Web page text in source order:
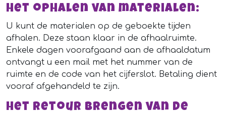
Het ophalen van materialen:
U kunt de materialen op de geboekte tijden
afhalen. Deze staan klaar in de afhaalruimte.
Enkele dagen voorafgaand aan de afhaaldatum
ontvangt u een mail met het nummer van de
ruimte en de code van het cijferslot. Betaling dient
vooraf afgehandeld te zijn.
Het retour brengen van de